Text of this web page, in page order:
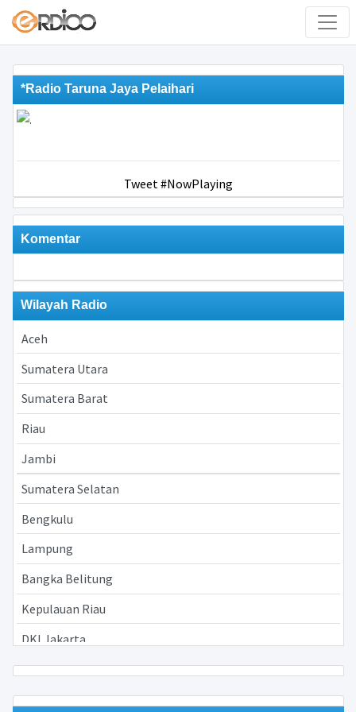
*Radio Taruna Jaya Pelaihari
Tweet #NowPlaying
Komentar
Wilayah Radio
Aceh
Sumatera Utara
Sumatera Barat
Riau
Jambi
Sumatera Selatan
Bengkulu
Lampung
Bangka Belitung
Kepulauan Riau
DKI Jakarta
Jawa Barat
Jawa Tengah